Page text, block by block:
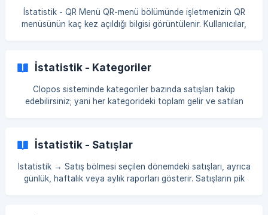
biriken bonuslar. Gerekli zaman aralığını belirtin. Kaynak
aracı ile satışları iki gruba ayırarak
İstatistik - QR Menü QR-menü bölümünde işletmenizin QR
menüsünün kaç kez açıldığı bilgisi görüntülenir. Kullanıcılar,
Yönetim Paneli'ni açın. İstatistik → QR-menü bölümüne gidin.
Her bir grafik noktası "yeni dönem"i temsil eder. Grafikteki
bir noktaya fareyi getirdiğinizde, ziyaret sayısı bilgisi
görüntülenir. [![](https://storage.cr
İstatistik - Kategoriler
Clopos sisteminde kategoriler bazında satışları takip
edebilirsiniz; yani her kategorideki toplam gelir ve satılan
Kategoriler sekmesine gidin. İhtiyacınız olan raporlama
dönemini seçin. 💡 Excel dosyasına dışa aktarmak için, sağ
üst köşedeki Dışa Aktar butonuna tıklayarak kategorilerle
ilgili satış istatistiklerini içeren Excel tablosunu indirin. Sonuç
olarak bir Ex
İstatistik - Satışlar
İstatistik → Satış bölmesi seçilen dönemdeki satışları, ayrıca
günlük, haftalık veya aylık raporları gösterir. Satışların pik